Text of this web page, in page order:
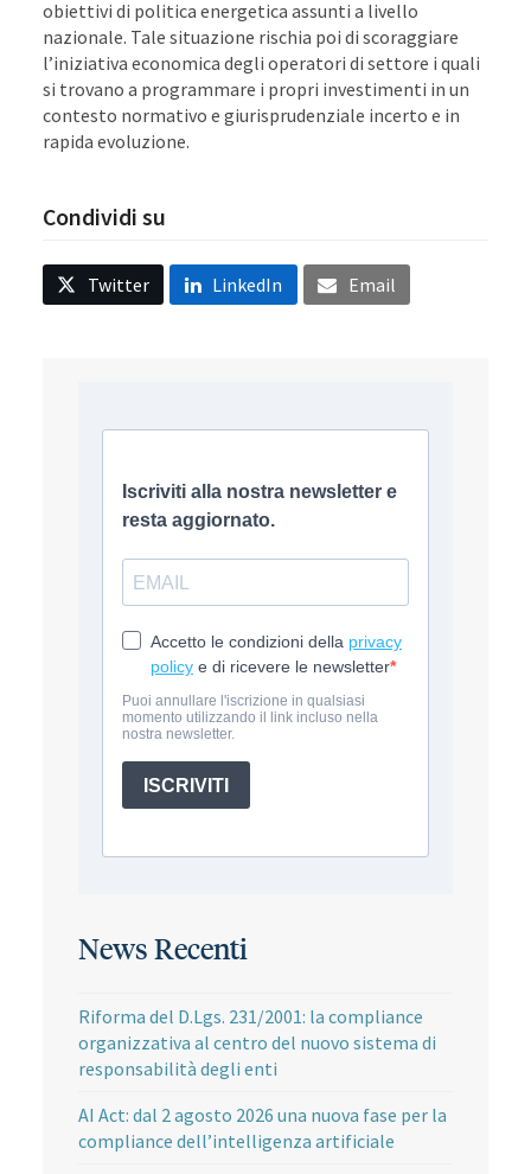
obiettivi di politica energetica assunti a livello
nazionale. Tale situazione rischia poi di scoraggiare
l’iniziativa economica degli operatori di settore i quali
si trovano a programmare i propri investimenti in un
contesto normativo e giurisprudenziale incerto e in
rapida evoluzione.
Condividi su
Twitter LinkedIn Email
News Recenti
Riforma del D.Lgs. 231/2001: la compliance
organizzativa al centro del nuovo sistema di
responsabilità degli enti
AI Act: dal 2 agosto 2026 una nuova fase per la
compliance dell’intelligenza artificiale